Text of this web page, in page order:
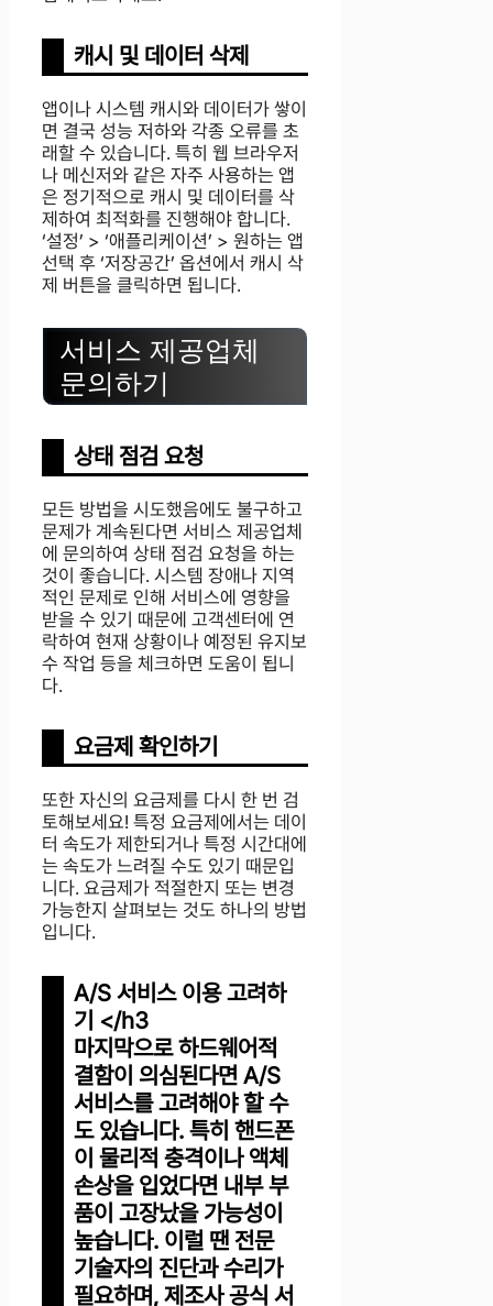
캐시 및 데이터 삭제
앱이나 시스템 캐시와 데이터가 쌓이
면 결국 성능 저하와 각종 오류를 초
래할 수 있습니다. 특히 웹 브라우저
나 메신저와 같은 자주 사용하는 앱
은 정기적으로 캐시 및 데이터를 삭
제하여 최적화를 진행해야 합니다.
‘설정’ > ‘애플리케이션’ > 원하는 앱
선택 후 ‘저장공간’ 옵션에서 캐시 삭
제 버튼을 클릭하면 됩니다.
서비스 제공업체
문의하기
상태 점검 요청
모든 방법을 시도했음에도 불구하고
문제가 계속된다면 서비스 제공업체
에 문의하여 상태 점검 요청을 하는
것이 좋습니다. 시스템 장애나 지역
적인 문제로 인해 서비스에 영향을
받을 수 있기 때문에 고객센터에 연
락하여 현재 상황이나 예정된 유지보
수 작업 등을 체크하면 도움이 됩니
다.
요금제 확인하기
또한 자신의 요금제를 다시 한 번 검
토해보세요! 특정 요금제에서는 데이
터 속도가 제한되거나 특정 시간대에
는 속도가 느려질 수도 있기 때문입
니다. 요금제가 적절한지 또는 변경
가능한지 살펴보는 것도 하나의 방법
입니다.
A/S 서비스 이용 고려하
기 </h3
마지막으로 하드웨어적
결함이 의심된다면 A/S
서비스를 고려해야 할 수
도 있습니다. 특히 핸드폰
이 물리적 충격이나 액체
손상을 입었다면 내부 부
품이 고장났을 가능성이
높습니다. 이럴 땐 전문
기술자의 진단과 수리가
필요하며, 제조사 공식 서